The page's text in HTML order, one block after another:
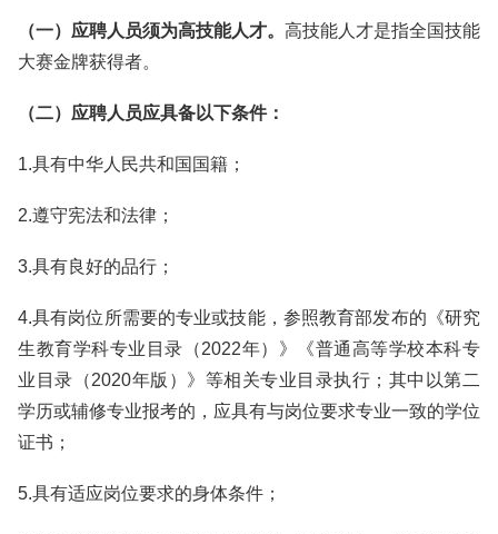
（一）应聘人员须为高技能人才。 高技能人才是指全国技能
大赛金牌获得者。
（二）应聘人员应具备以下条件：
1.具有中华人民共和国国籍；
2.遵守宪法和法律；
3.具有良好的品行；
4.具有岗位所需要的专业或技能，参照教育部发布的《研究
生教育学科专业目录（2022年）》《普通高等学校本科专
业目录（2020年版）》等相关专业目录执行；其中以第二
学历或辅修专业报考的，应具有与岗位要求专业一致的学位
证书；
5.具有适应岗位要求的身体条件；